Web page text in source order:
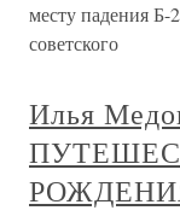
месту падения Б-
советского
Илья